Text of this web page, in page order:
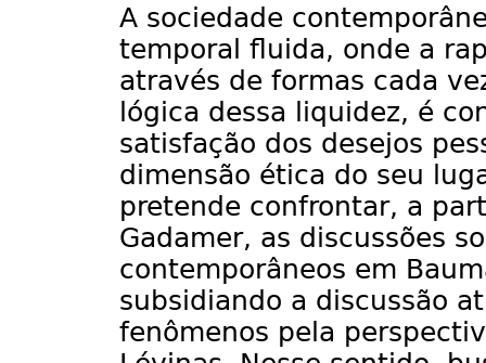
A sociedade
temporal fluida, onde a
através de formas cada
lógica dessa liquidez, é
satisfação dos desejos
dimensão ética do seu
pretende confrontar, a
Gadamer, as discussões
contemporâneos em
subsidiando a discussão
fenômenos pela